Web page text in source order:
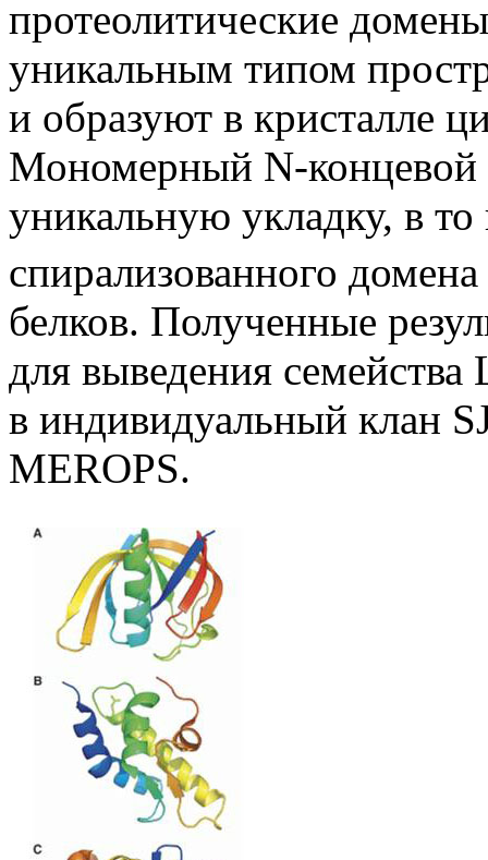
протеолитические
уникальным типом
и образуют в кристалле
Мономерный N-концевой
уникальную укладку, в то
спирализованного
белков. Полученные
для выведения семейства
в индивидуальный клан
MEROPS.